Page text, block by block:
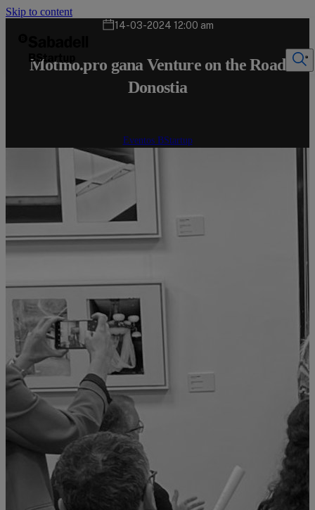
Skip to content
14-03-2024 12:00 am
Motmo.pro gana Venture on the Road
Donostia
Eventos BStartup